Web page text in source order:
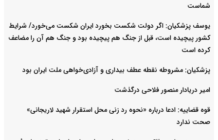
شماست
یوسف پزشکیان: اگر دولت شکست بخورد ایران شکست می‌خورد/ شرایط
کشور پیچیده است، قبل از جنگ هم پیچیده بود و جنگ هم آن را مضاعف‌
کرده است
پزشکیان: مشروطه نقطه عطف بیداری و آزادی‌خواهی ملت ایران بود
امیر دریادار منصور فلاحی درگذشت
قوه قضاییه: ادعا درباره «نحوه رد زنی محل استقرار شهید لاریجانی»
صحت ندارد